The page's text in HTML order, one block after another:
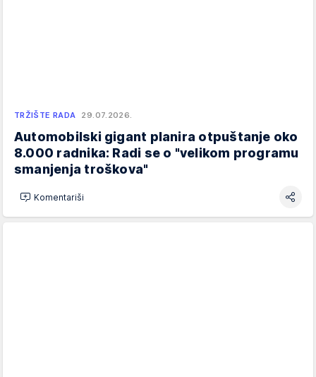
TRŽIŠTE RADA 29.07.2026.
Automobilski gigant planira otpuštanje oko
8.000 radnika: Radi se o "velikom programu
smanjenja troškova"
Komentariši